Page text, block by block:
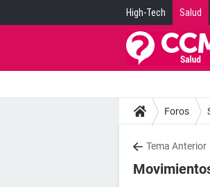
High-Tech Salud
Foros
Tema Anterior